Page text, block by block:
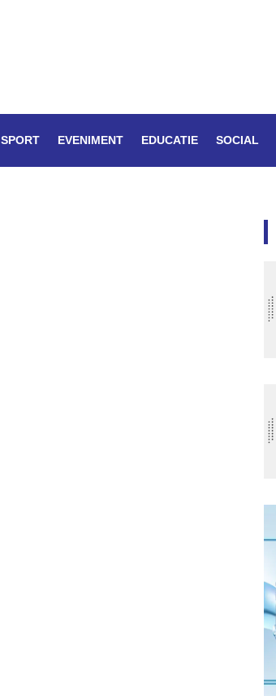
SPORT EVENIMENT EDUCATIE SOCIAL